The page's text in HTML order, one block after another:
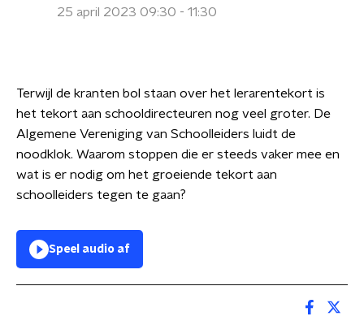
25 april 2023 09:30 - 11:30
Terwijl de kranten bol staan over het lerarentekort is
het tekort aan schooldirecteuren nog veel groter. De
Algemene Vereniging van Schoolleiders luidt de
noodklok. Waarom stoppen die er steeds vaker mee en
wat is er nodig om het groeiende tekort aan
schoolleiders tegen te gaan?
Speel audio af